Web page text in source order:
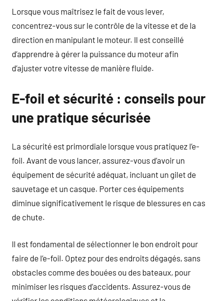
Lorsque vous maîtrisez le fait de vous lever,
concentrez-vous sur le contrôle de la vitesse et de la
direction en manipulant le moteur. Il est conseillé
d’apprendre à gérer la puissance du moteur afin
d’ajuster votre vitesse de manière fluide.
E-foil et sécurité : conseils pour
une pratique sécurisée
La sécurité est primordiale lorsque vous pratiquez l’e-
foil. Avant de vous lancer, assurez-vous d’avoir un
équipement de sécurité adéquat, incluant un gilet de
sauvetage et un casque. Porter ces équipements
diminue significativement le risque de blessures en cas
de chute.
Il est fondamental de sélectionner le bon endroit pour
faire de l’e-foil. Optez pour des endroits dégagés, sans
obstacles comme des bouées ou des bateaux, pour
minimiser les risques d’accidents. Assurez-vous de